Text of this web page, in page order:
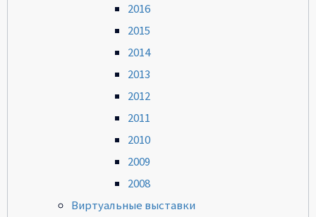
2016
2015
2014
2013
2012
2011
2010
2009
2008
Виртуальные выставки